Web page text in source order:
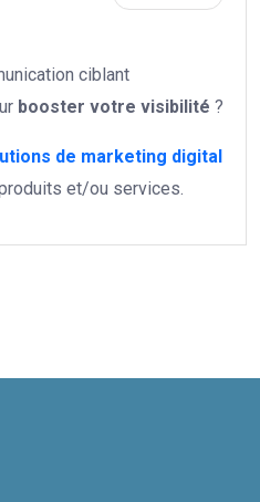
ciblant
booster votre visibilité ?
de marketing digital
et/ou services.